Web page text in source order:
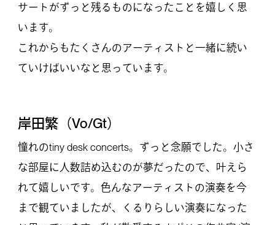
サートがずっと残るものになったことを嬉しく思
います。
これからもたくさんのアーティストと一緒に続い
ていけばいいなと思っています。
岸田繁（Vo/Gt）
憧れのtiny desk concerts。ずっと念願でした。小さ
な部屋に人数詰め込むのが夢だったので、叶えら
れて嬉しいです。色んなアーティストの演奏を今
まで観ていましたが、くるりらしい演奏になった